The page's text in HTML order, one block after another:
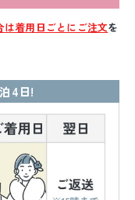
は着用日ごとにご注文を
4日!